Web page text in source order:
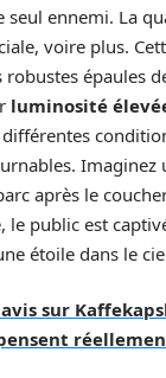
seul ennemi. La
voire plus.
épaules
luminosité
Imaginez
après le
le public est
étoile dans le
avis sur